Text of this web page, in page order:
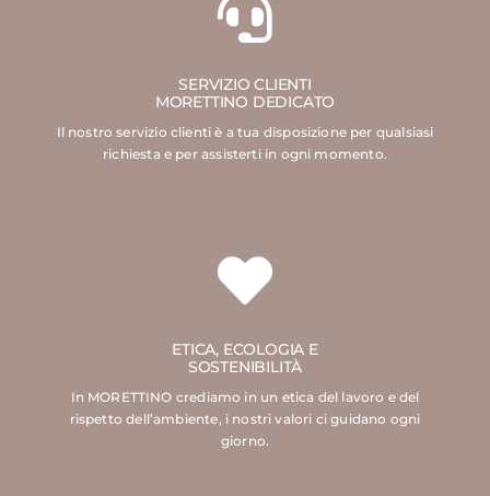
SERVIZIO CLIENTI
MORETTINO DEDICATO
Il nostro servizio clienti è a tua disposizione per qualsiasi
richiesta e per assisterti in ogni momento.
ETICA, ECOLOGIA E
SOSTENIBILITÀ
In MORETTINO crediamo in un etica del lavoro e del
rispetto dell’ambiente, i nostri valori ci guidano ogni
giorno.